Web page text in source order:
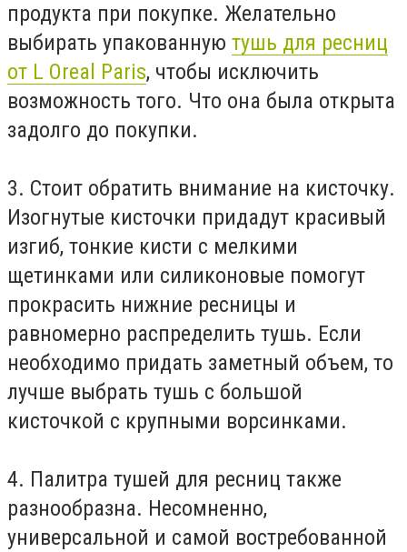
продукта при покупке. Желательно
выбирать упакованную тушь для ресниц
от L Oreal Paris, чтобы исключить
возможность того. Что она была открыта
задолго до покупки.
3. Стоит обратить внимание на кисточку.
Изогнутые кисточки придадут красивый
изгиб, тонкие кисти с мелкими
щетинками или силиконовые помогут
прокрасить нижние ресницы и
равномерно распределить тушь. Если
необходимо придать заметный объем, то
лучше выбрать тушь с большой
кисточкой с крупными ворсинками.
4. Палитра тушей для ресниц также
разнообразна. Несомненно,
универсальной и самой востребованной